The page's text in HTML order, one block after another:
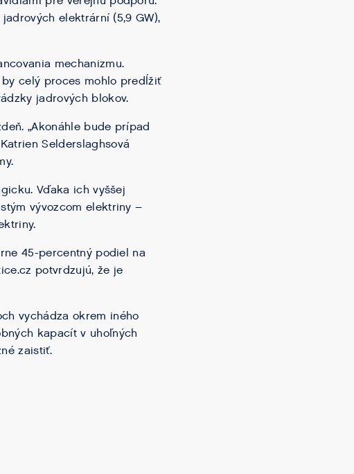
elektrární (5,9 GW),
mechanizmu.
celý proces mohlo predĺžiť
jadrových blokov.
„Akonáhle bude prípad
Selderslaghsová
Vďaka ich vyššej
vývozcom elektriny –
45-percentný podiel na
potvrdzujú, že je
vychádza okrem iného
kapacít v uhoľných
zaistiť.